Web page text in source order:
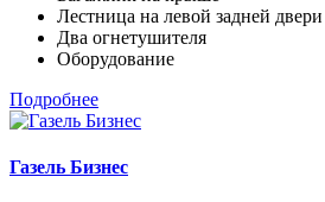
Лестница на левой задней двери
Два огнетушителя
Оборудование
Подробнее
Газель Бизнес